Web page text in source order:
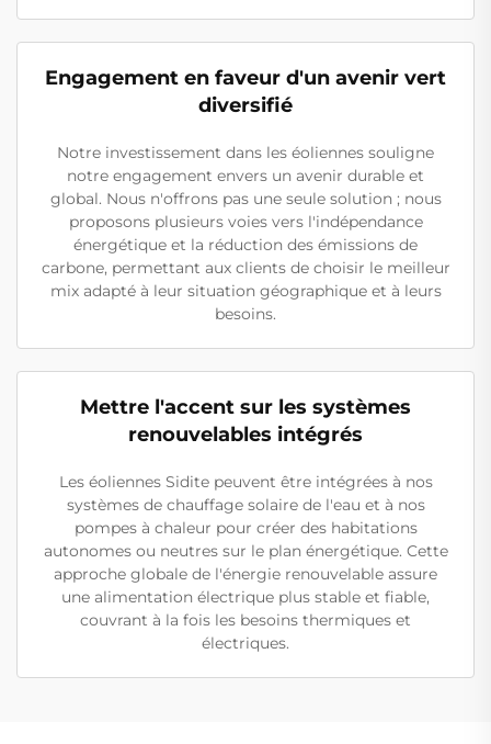
Engagement en faveur d'un avenir vert
diversifié
Notre investissement dans les éoliennes souligne
notre engagement envers un avenir durable et
global. Nous n'offrons pas une seule solution ; nous
proposons plusieurs voies vers l'indépendance
énergétique et la réduction des émissions de
carbone, permettant aux clients de choisir le meilleur
mix adapté à leur situation géographique et à leurs
besoins.
Mettre l'accent sur les systèmes
renouvelables intégrés
Les éoliennes Sidite peuvent être intégrées à nos
systèmes de chauffage solaire de l'eau et à nos
pompes à chaleur pour créer des habitations
autonomes ou neutres sur le plan énergétique. Cette
approche globale de l'énergie renouvelable assure
une alimentation électrique plus stable et fiable,
couvrant à la fois les besoins thermiques et
électriques.